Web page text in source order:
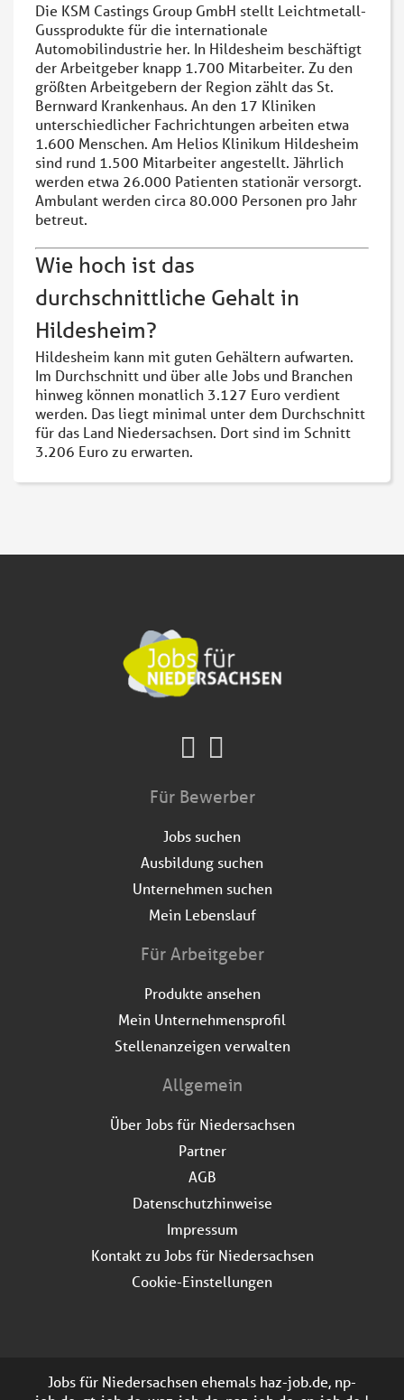
Die KSM Castings Group GmbH stellt Leichtmetall-
Gussprodukte für die internationale
Automobilindustrie her. In Hildesheim beschäftigt
der Arbeitgeber knapp 1.700 Mitarbeiter. Zu den
größten Arbeitgebern der Region zählt das St.
Bernward Krankenhaus. An den 17 Kliniken
unterschiedlicher Fachrichtungen arbeiten etwa
1.600 Menschen. Am Helios Klinikum Hildesheim
sind rund 1.500 Mitarbeiter angestellt. Jährlich
werden etwa 26.000 Patienten stationär versorgt.
Ambulant werden circa 80.000 Personen pro Jahr
betreut.
Wie hoch ist das
durchschnittliche Gehalt in
Hildesheim?
Hildesheim kann mit guten Gehältern aufwarten.
Im Durchschnitt und über alle Jobs und Branchen
hinweg können monatlich 3.127 Euro verdient
werden. Das liegt minimal unter dem Durchschnitt
für das Land Niedersachsen. Dort sind im Schnitt
3.206 Euro zu erwarten.
Für Bewerber
Jobs suchen
Ausbildung suchen
Unternehmen suchen
Mein Lebenslauf
Für Arbeitgeber
Produkte ansehen
Mein Unternehmensprofil
Stellenanzeigen verwalten
Allgemein
Über Jobs für Niedersachsen
Partner
AGB
Datenschutzhinweise
Impressum
Kontakt zu Jobs für Niedersachsen
Cookie-Einstellungen
Jobs für Niedersachsen ehemals haz-job.de, np-